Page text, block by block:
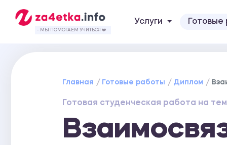
- МЫ ПОМОГАЕМ УЧИТЬСЯ ❤️
Услуги
Главная Готовые работы Диплом
Готовая студенческая работа на